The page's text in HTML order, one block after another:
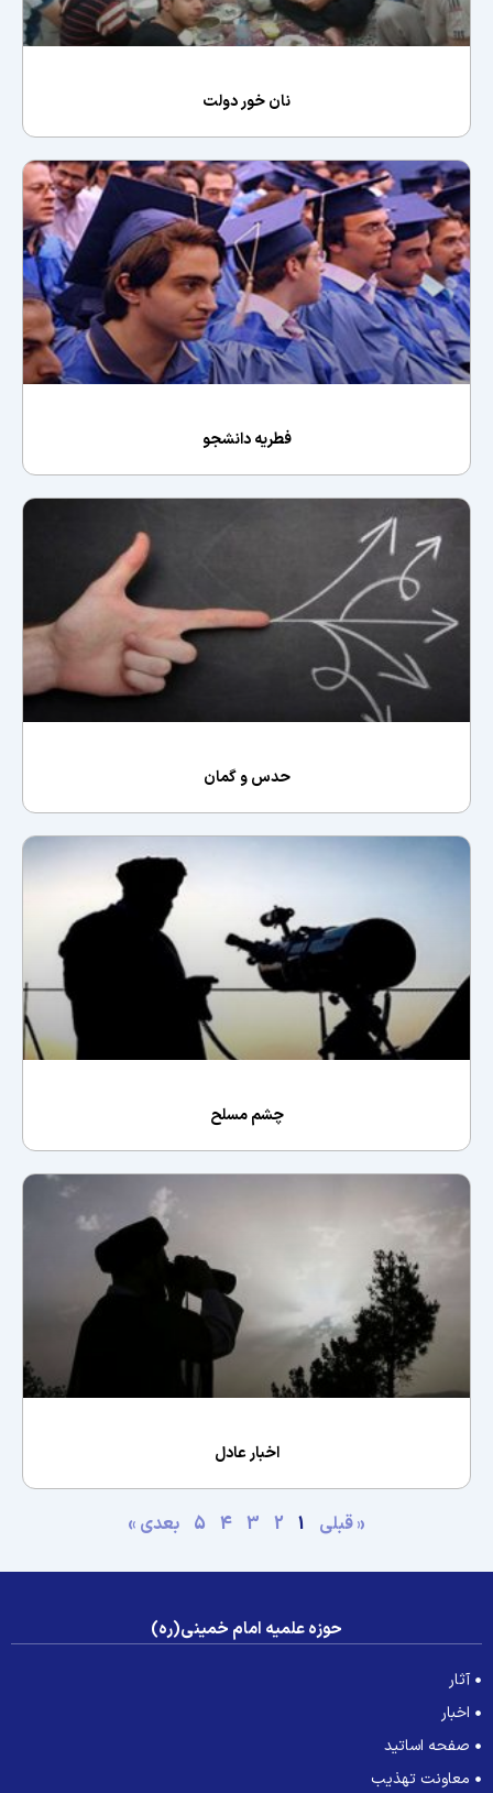
نان خور دولت
فطريه دانشجو
حدس و گمان
چشم مسلح
اخبار عادل
« قبلی بعدی »
حوزه علمیه امام خمینی(ره)
آثار
اخبار
صفحه اساتید
معاونت تهذیب